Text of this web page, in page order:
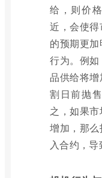
给，则价
近，会使
的预期更
行为。例
品供给将
割日前抛
之，如果
增加，那
入合约，导